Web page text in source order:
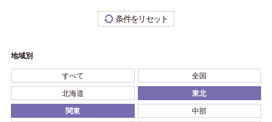
条件をリセット
地域別
すべて 全国
北海道 東北
関東 中部